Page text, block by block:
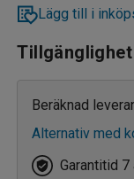
Lägg till i
Tillgänglighet
Beräknad
Alternativ med
Garantitid 7